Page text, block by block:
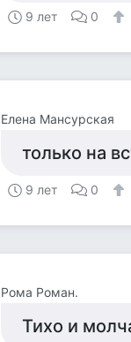
9 лет 0
Елена Мансурская
только на
9 лет 0
Рома Роман.
Тихо и